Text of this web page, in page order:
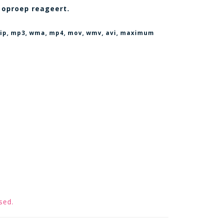
reageert.
mp3, wma, mp4, mov, wmv, avi , maximum